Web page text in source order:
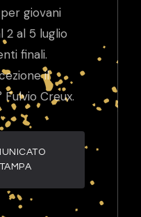
giovani
2 al 5 luglio
finali.
il
Creux.